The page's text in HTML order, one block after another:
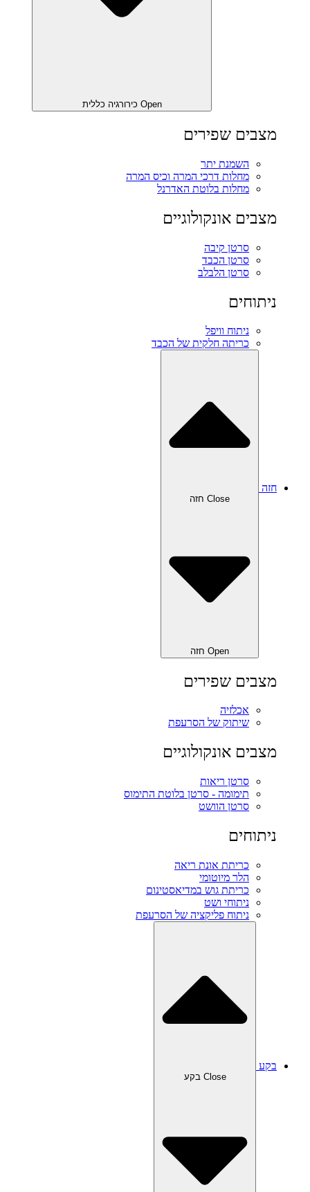
Open כירורגיה כללית
מצבים שפירים
השמנת יתר
מחלות דרכי המרה וכיס המרה
מחלות בלוטת האדרנל
מצבים אונקולוגיים
סרטן קיבה
סרטן הכבד
סרטן הלבלב
ניתוחים
ניתוח וויפל
כריתה חלקית של הכבד
חזה
Close חזה
Open חזה
מצבים שפירים
אכלזיה
שיתוק של הסרעפת
מצבים אונקולוגיים
סרטן ריאות
תימומה - סרטן בלוטת התימוס
סרטן הוושט
ניתוחים
כריתת אונת ריאה‎
הלר מיוטומי
כריתת גוש במדיאסטינום
ניתוחי ושט
ניתוח פליקציה של הסרעפת
בקע
Close בקע